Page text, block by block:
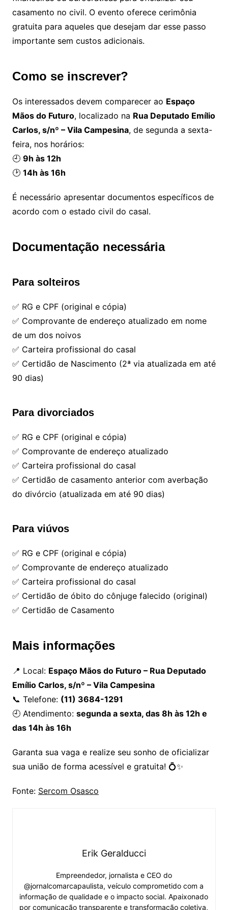
casamento no civil. O evento oferece cerimônia
gratuita para aqueles que desejam dar esse passo
importante sem custos adicionais.
Como se inscrever?
Os interessados devem comparecer ao Espaço
Mãos do Futuro, localizado na Rua Deputado Emílio
Carlos, s/nº – Vila Campesina, de segunda a sexta-
feira, nos horários:
🕘 9h às 12h
🕑 14h às 16h
É necessário apresentar documentos específicos de
acordo com o estado civil do casal.
Documentação necessária
Para solteiros
✅ RG e CPF (original e cópia)
✅ Comprovante de endereço atualizado em nome
de um dos noivos
✅ Carteira profissional do casal
✅ Certidão de Nascimento (2ª via atualizada em até
90 dias)
Para divorciados
✅ RG e CPF (original e cópia)
✅ Comprovante de endereço atualizado
✅ Carteira profissional do casal
✅ Certidão de casamento anterior com averbação
do divórcio (atualizada em até 90 dias)
Para viúvos
✅ RG e CPF (original e cópia)
✅ Comprovante de endereço atualizado
✅ Carteira profissional do casal
✅ Certidão de óbito do cônjuge falecido (original)
✅ Certidão de Casamento
Mais informações
📍 Local: Espaço Mãos do Futuro – Rua Deputado
Emílio Carlos, s/nº – Vila Campesina
📞 Telefone: (11) 3684-1291
🕘 Atendimento: segunda a sexta, das 8h às 12h e
das 14h às 16h
Garanta sua vaga e realize seu sonho de oficializar
sua união de forma acessível e gratuita! 💍✨
Fonte: Sercom Osasco
Erik Geralducci
Empreendedor, jornalista e CEO do
@jornalcomarcapaulista, veículo comprometido com a
informação de qualidade e o impacto social. Apaixonado
por comunicação transparente e transformação coletiva,